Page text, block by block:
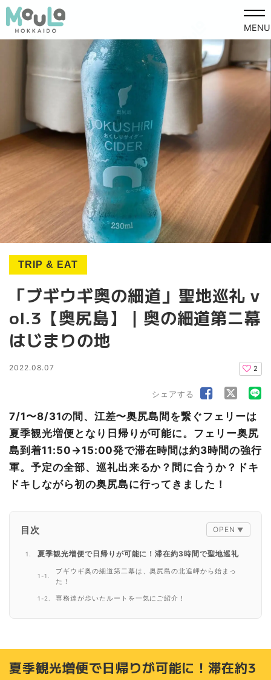
MENU
TRIP & EAT
「ブギウギ奥の細道」聖地巡礼 v
ol.3【奥尻島】｜奥の細道第ニ幕
はじまりの地
2022.08.07 2
シェアする
7/1〜8/31の間、江差〜奥尻島間を繋ぐフェリーは
夏季観光増便となり日帰りが可能に。フェリー奥尻
島到着11:50→15:00発で滞在時間は約3時間の強行
軍。予定の全部、巡礼出来るか？間に合うか？ドキ
ドキしながら初の奥尻島に行ってきました！
目次
夏季観光増便で日帰りが可能に！滞在約3時間で聖地巡礼
ブギウギ奥の細道第二幕は、奥尻島の北追岬から始まっ
た！
専務達が歩いたルートを一気にご紹介！
夏季観光増便で日帰りが可能に！滞在約3